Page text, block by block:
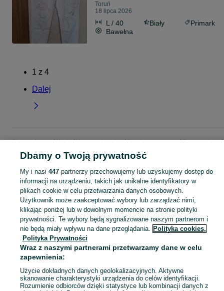
Toruń
18 lipca 2026
L / 40 Biały
Primark
Bawełna
1 z 4
Dalej
Strona główna Moda Ubrania damskie Spodnie jeansowe
Z rozdarciami
rozdarciami - Kujawsko-pomorskie
Z rozdarciami - Toruń
KATEGORIA
Bogaty wybór jeansów z rozdarciami damskich Toruń ▶️ Różne materiały i kolory ✅ Nowe i używane w atrakcyjnych cenach ✌ Sprawdź oferty na OLX.pl! Zobacz
Mapa kategorii
Mapa miejscowości
Mapa ministron
Popularne wyszukiwania
Dbamy o Twoją prywatność
My i nasi 447partnerzy przechowujemy lub uzyskujemy dostęp do
informacji na urządzeniu, takich jak unikalne identyfikatory w
plikach cookie w celu przetwarzania danych osobowych.
Użytkownik może zaakceptować wybory lub zarządzać nimi,
klikając poniżej lub w dowolnym momencie na stronie polityki
prywatności. Te wybory będą sygnalizowane naszym partnerom i
nie będą miały wpływu na dane przeglądania. Polityka cookies,
Polityka Prywatności
Wraz z naszymi partnerami przetwarzamy dane w celu
zapewnienia:
Użycie dokładnych danych geolokalizacyjnych. Aktywne
skanowanie charakterystyki urządzenia do celów identyfikacji.
Rozumienie odbiorców dzięki statystyce lub kombinacji danych z